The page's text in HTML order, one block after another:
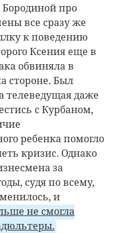
Бородиной про
все сразу же
к поведению
Ксения еще в
обвиняла в
стороне. Был
телеведущая даже
с Курбаном,
ребенка помогло
кризис. Однако
за
судя по всему,
и
не смогла